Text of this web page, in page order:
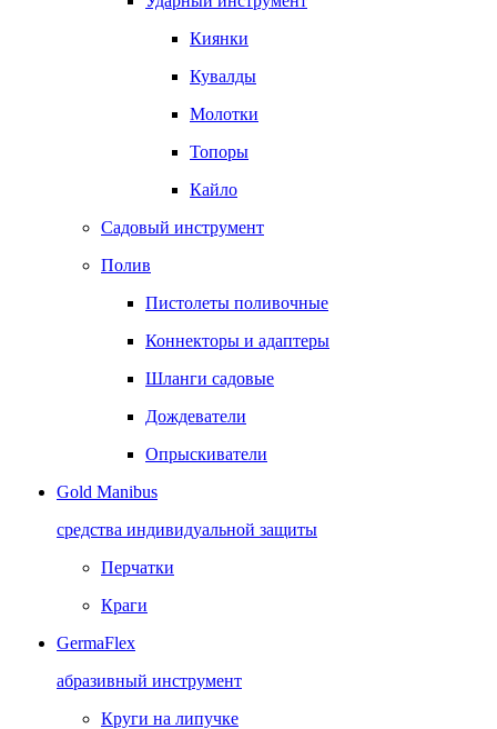
Киянки
Кувалды
Молотки
Топоры
Кайло
Садовый инструмент
Полив
Пистолеты поливочные
Коннекторы и адаптеры
Шланги садовые
Дождеватели
Опрыскиватели
Gold Manibus
средства индивидуальной защиты
Перчатки
Краги
GermaFlex
абразивный инструмент
Круги на липучке